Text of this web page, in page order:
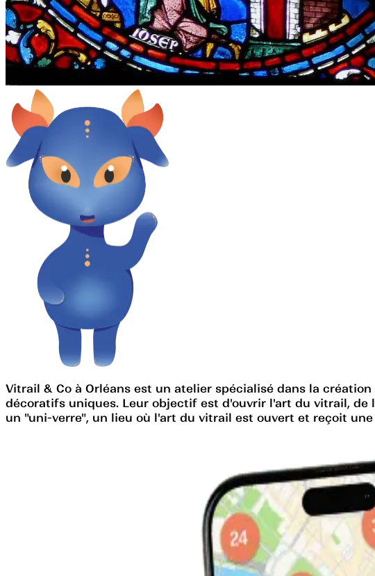
Vitrail & Co à Orléans est un atelier spécialisé dans la
décoratifs uniques. Leur objectif est d'ouvrir l'art du vitrail,
un "uni-verre", un lieu où l'art du vitrail est ouvert et reçoit